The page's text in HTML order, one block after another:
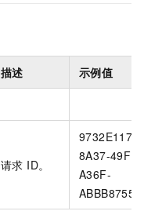
描述 示例值
请求 ID。
9732E117-
8A37-49FD-
A36F-